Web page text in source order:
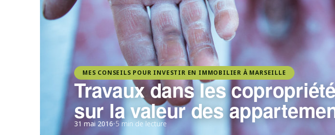
MES CONSEILS POUR INVESTIR EN IMMOBILIER À MARSEILLE
Travaux dans les
sur la valeur des
31 mai 2016•5 min de lecture